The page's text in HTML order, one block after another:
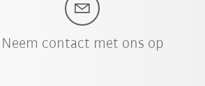
Neem contact met ons op